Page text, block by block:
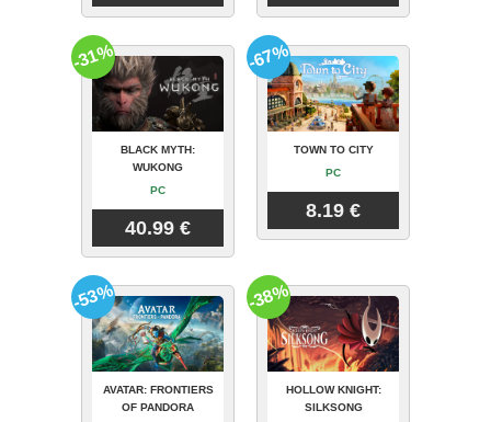
BLACK MYTH:
WUKONG
PC
40.99 €
-31%
TOWN TO CITY
PC
8.19 €
-67%
AVATAR: FRONTIERS
OF PANDORA
-53%
HOLLOW KNIGHT:
SILKSONG
-38%